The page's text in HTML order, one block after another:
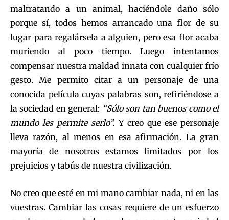
maltratando a un animal, haciéndole daño sólo
porque sí, todos hemos arrancado una flor de su
lugar para regalársela a alguien, pero esa flor acaba
muriendo al poco tiempo. Luego intentamos
compensar nuestra maldad innata con cualquier frío
gesto. Me permito citar a un personaje de una
conocida película cuyas palabras son, refiriéndose a
la sociedad en general: “Sólo son tan buenos como el
mundo les permite serlo”.Y creo que ese personaje
lleva razón, al menos en esa afirmación. La gran
mayoría de nosotros estamos limitados por los
prejuicios y tabús de nuestra civilización.
No creo que esté en mi mano cambiar nada, ni en las
vuestras. Cambiar las cosas requiere de un esfuerzo